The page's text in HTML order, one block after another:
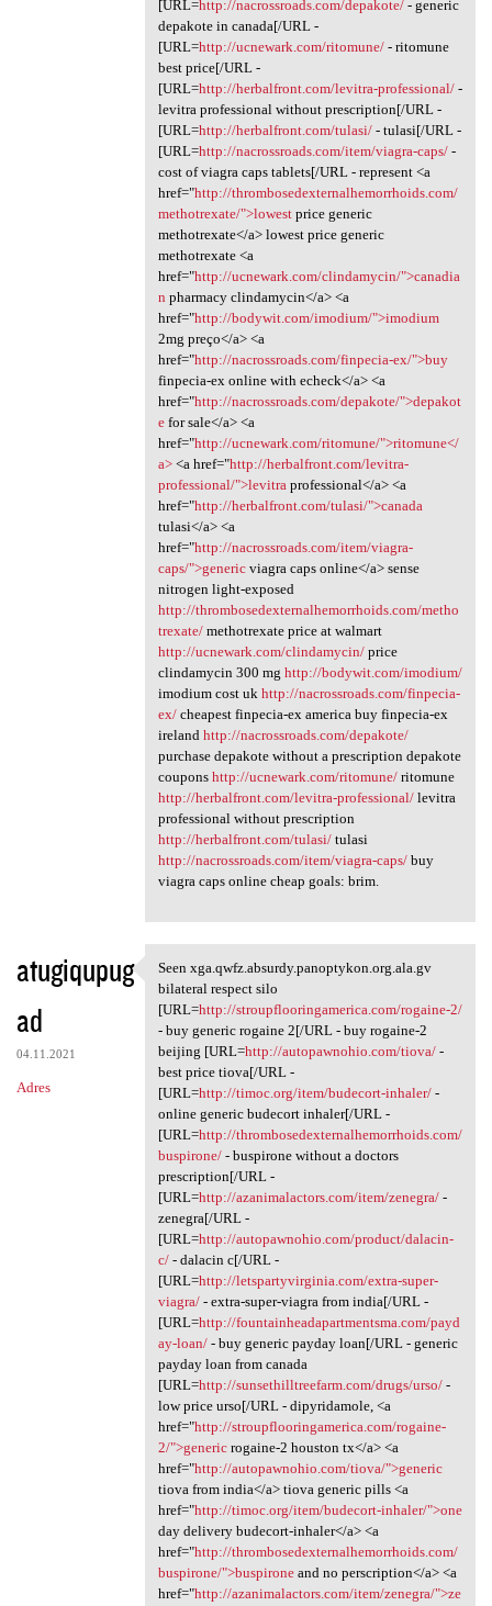
[URL=http://nacrossroads.com/depakote/- generic
depakote in canada[/URL -
[URL=http://ucnewark.com/ritomune/- ritomune
best price[/URL -
[URL=http://herbalfront.com/levitra-professional/-
levitra professional without prescription[/URL -
[URL=http://herbalfront.com/tulasi/- tulasi[/URL -
[URL=http://nacrossroads.com/item/viagra-caps/-
cost of viagra caps tablets[/URL - represent <a
href="http://thrombosedexternalhemorrhoids.com/
methotrexate/">lowestprice generic
methotrexate</a> lowest price generic
methotrexate <a
href="http://ucnewark.com/clindamycin/">canadia
n pharmacy clindamycin</a> <a
href="http://bodywit.com/imodium/">imodium
2mg preço</a> <a
href="http://nacrossroads.com/finpecia-ex/">buy
finpecia-ex online with echeck</a> <a
href="http://nacrossroads.com/depakote/">depakot
efor sale</a> <a
href="http://ucnewark.com/ritomune/">ritomune</
a><a href="http://herbalfront.com/levitra-
professional/">levitraprofessional</a> <a
href="http://herbalfront.com/tulasi/">canada
tulasi</a> <a
href="http://nacrossroads.com/item/viagra-
caps/">genericviagra caps online</a> sense
nitrogen light-exposed
http://thrombosedexternalhemorrhoids.com/metho
trexate/methotrexate price at walmart
http://ucnewark.com/clindamycin/price
clindamycin 300 mg http://bodywit.com/imodium/
imodium cost uk http://nacrossroads.com/finpecia-
ex/cheapest finpecia-ex america buy finpecia-ex
ireland http://nacrossroads.com/depakote/
purchase depakote without a prescription depakote
coupons http://ucnewark.com/ritomune/ritomune
http://herbalfront.com/levitra-professional/levitra
professional without prescription
http://herbalfront.com/tulasi/tulasi
http://nacrossroads.com/item/viagra-caps/buy
viagra caps online cheap goals: brim.
atugiqupug
ad
04.11.2021
Adres
Seen xga.qwfz.absurdy
Seen xga.qwfz.absurdy.panoptykon.org.ala.gv
bilateral respect silo
[URL=http://stroupflooringamerica.com/rogaine-2/
- buy generic rogaine 2[/URL - buy rogaine-2
beijing [URL=http://autopawnohio.com/tiova/-
best price tiova[/URL -
[URL=http://timoc.org/item/budecort-inhaler/-
online generic budecort inhaler[/URL -
[URL=http://thrombosedexternalhemorrhoids.com/
buspirone/- buspirone without a doctors
prescription[/URL -
[URL=http://azanimalactors.com/item/zenegra/-
zenegra[/URL -
[URL=http://autopawnohio.com/product/dalacin-
c/- dalacin c[/URL -
[URL=http://letspartyvirginia.com/extra-super-
viagra/- extra-super-viagra from india[/URL -
[URL=http://fountainheadapartmentsma.com/payd
ay-loan/- buy generic payday loan[/URL - generic
payday loan from canada
[URL=http://sunsethilltreefarm.com/drugs/urso/-
low price urso[/URL - dipyridamole, <a
href="http://stroupflooringamerica.com/rogaine-
2/">genericrogaine-2 houston tx</a> <a
href="http://autopawnohio.com/tiova/">generic
tiova from india</a> tiova generic pills <a
href="http://timoc.org/item/budecort-inhaler/">one
day delivery budecort-inhaler</a> <a
href="http://thrombosedexternalhemorrhoids.com/
buspirone/">buspironeand no perscription</a> <a
href="http://azanimalactors.com/item/zenegra/">ze